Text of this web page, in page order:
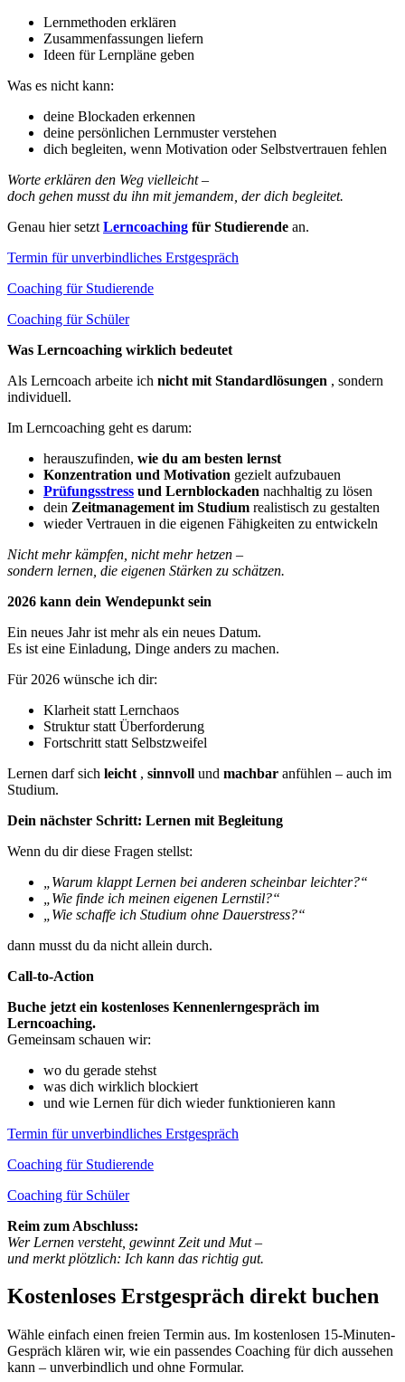
Lernmethoden erklären
Zusammenfassungen liefern
Ideen für Lernpläne geben
Was es nicht kann:
deine Blockaden erkennen
deine persönlichen Lernmuster verstehen
dich begleiten, wenn Motivation oder Selbstvertrauen fehlen
Worte erklären den Weg vielleicht –
doch gehen musst du ihn mit jemandem, der dich begleitet.
Genau hier setzt Lerncoaching für Studierende an.
Termin für unverbindliches Erstgespräch
Coaching für Studierende
Coaching für Schüler
Was Lerncoaching wirklich bedeutet
Als Lerncoach arbeite ich nicht mit Standardlösungen , sondern
individuell.
Im Lerncoaching geht es darum:
herauszufinden, wie du am besten lernst
Konzentration und Motivation gezielt aufzubauen
Prüfungsstress und Lernblockaden nachhaltig zu lösen
dein Zeitmanagement im Studium realistisch zu gestalten
wieder Vertrauen in die eigenen Fähigkeiten zu entwickeln
Nicht mehr kämpfen, nicht mehr hetzen –
sondern lernen, die eigenen Stärken zu schätzen.
2026 kann dein Wendepunkt sein
Ein neues Jahr ist mehr als ein neues Datum.
Es ist eine Einladung, Dinge anders zu machen.
Für 2026 wünsche ich dir:
Klarheit statt Lernchaos
Struktur statt Überforderung
Fortschritt statt Selbstzweifel
Lernen darf sich leicht , sinnvoll und machbar anfühlen – auch im
Studium.
Dein nächster Schritt: Lernen mit Begleitung
Wenn du dir diese Fragen stellst:
„Warum klappt Lernen bei anderen scheinbar leichter?“
„Wie finde ich meinen eigenen Lernstil?“
„Wie schaffe ich Studium ohne Dauerstress?“
dann musst du da nicht allein durch.
Call-to-Action
Buche jetzt ein kostenloses Kennenlerngespräch im
Lerncoaching.
Gemeinsam schauen wir:
wo du gerade stehst
was dich wirklich blockiert
und wie Lernen für dich wieder funktionieren kann
Termin für unverbindliches Erstgespräch
Coaching für Studierende
Coaching für Schüler
Reim zum Abschluss:
Wer Lernen versteht, gewinnt Zeit und Mut –
und merkt plötzlich: Ich kann das richtig gut.
Kostenloses Erstgespräch direkt buchen
Wähle einfach einen freien Termin aus. Im kostenlosen 15-Minuten-
Gespräch klären wir, wie ein passendes Coaching für dich aussehen
kann – unverbindlich und ohne Formular.